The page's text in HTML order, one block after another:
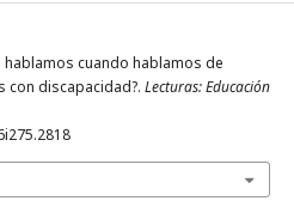
hablamos cuando hablamos de
con discapacidad?. Lecturas: Educación